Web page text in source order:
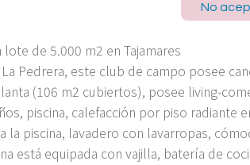
No
de 5.000 m2 en Tajamares
Pedrera, este club de campo posee
(106 m2 cubiertos), posee living-
piscina, calefacción por piso radiante
piscina, lavadero con lavarropas,
está equipada con vajilla, batería de